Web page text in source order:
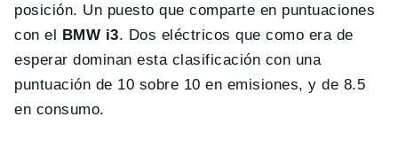
posición. Un puesto que comparte en puntuaciones
con el BMW i3. Dos eléctricos que como era de
esperar dominan esta clasificación con una
puntuación de 10 sobre 10 en emisiones, y de 8.5
en consumo.